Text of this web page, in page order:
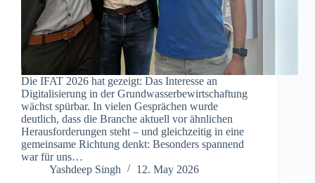
Die IFAT 2026 hat gezeigt: Das Interesse an
Digitalisierung in der Grundwasserbewirtschaftung
wächst spürbar. In vielen Gesprächen wurde
deutlich, dass die Branche aktuell vor ähnlichen
Herausforderungen steht – und gleichzeitig in eine
gemeinsame Richtung denkt: Besonders spannend
war für uns…
Yashdeep Singh
12. May 2026